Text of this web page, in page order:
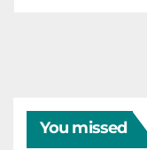
You missed